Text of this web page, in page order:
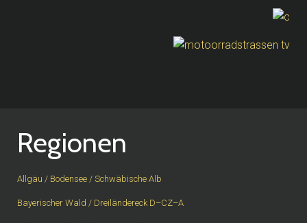
Regionen
Allgäu / Bodensee / Schwäbische Alb
Bayerischer Wald / Dreiländereck D–CZ–A